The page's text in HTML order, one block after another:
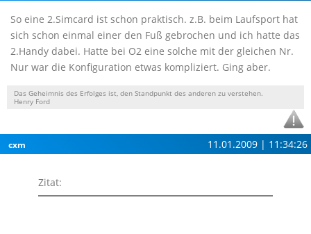
So eine 2.Simcard ist schon praktisch. z.B. beim Laufsport hat
sich schon einmal einer den Fuß gebrochen und ich hatte das
2.Handy dabei. Hatte bei O2 eine solche mit der gleichen Nr.
Nur war die Konfiguration etwas kompliziert. Ging aber.
Das Geheimnis des Erfolges ist, den Standpunkt des anderen zu verstehen.
Henry Ford
cxm 11.01.2009 | 11:34:26
Zitat: